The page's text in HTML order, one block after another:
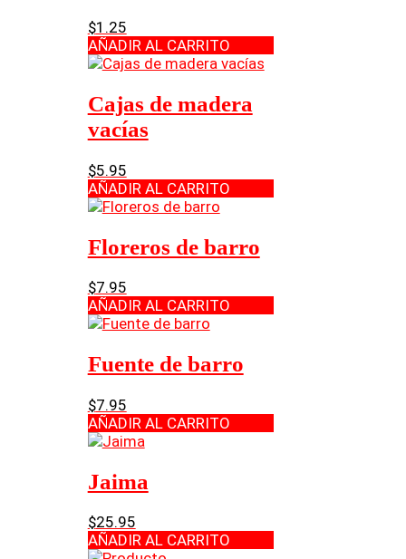
$1.25
AÑADIR AL CARRITO
Cajas de madera
vacías
$5.95
AÑADIR AL CARRITO
Floreros de barro
$7.95
AÑADIR AL CARRITO
Fuente de barro
$7.95
AÑADIR AL CARRITO
Jaima
$25.95
AÑADIR AL CARRITO